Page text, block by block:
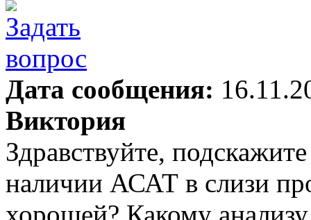
Дата сообщения:
Виктория
Здравствуйте,
наличии АСАТ в слизи